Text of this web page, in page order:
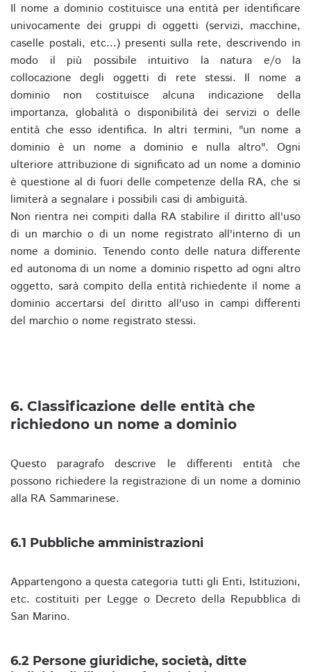
Il nome a dominio costituisce una entità per identificare
univocamente dei gruppi di oggetti (servizi, macchine,
caselle postali, etc...) presenti sulla rete, descrivendo in
modo il più possibile intuitivo la natura e/o la
collocazione degli oggetti di rete stessi. Il nome a
dominio non costituisce alcuna indicazione della
importanza, globalità o disponibilità dei servizi o delle
entità che esso identifica. In altri termini, "un nome a
dominio è un nome a dominio e nulla altro". Ogni
ulteriore attribuzione di significato ad un nome a dominio
è questione al di fuori delle competenze della RA, che si
limiterà a segnalare i possibili casi di ambiguità.
Non rientra nei compiti dalla RA stabilire il diritto all'uso
di un marchio o di un nome registrato all'interno di un
nome a dominio. Tenendo conto delle natura differente
ed autonoma di un nome a dominio rispetto ad ogni altro
oggetto, sarà compito della entità richiedente il nome a
dominio accertarsi del diritto all'uso in campi differenti
del marchio o nome registrato stessi.
6. Classificazione delle entità che
richiedono un nome a dominio
Questo paragrafo descrive le differenti entità che
possono richiedere la registrazione di un nome a dominio
alla RA Sammarinese.
6.1 Pubbliche amministrazioni
Appartengono a questa categoria tutti gli Enti, Istituzioni,
etc. costituiti per Legge o Decreto della Repubblica di
San Marino.
6.2 Persone giuridiche, società, ditte